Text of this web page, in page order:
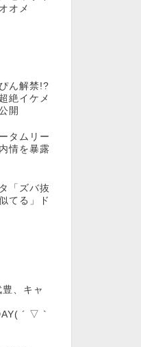
オメ
ん解禁!?
絶イケメ
開
タムリー
情を暴露
「ズバ抜
てる」ド
、キャ
´ ▽ `